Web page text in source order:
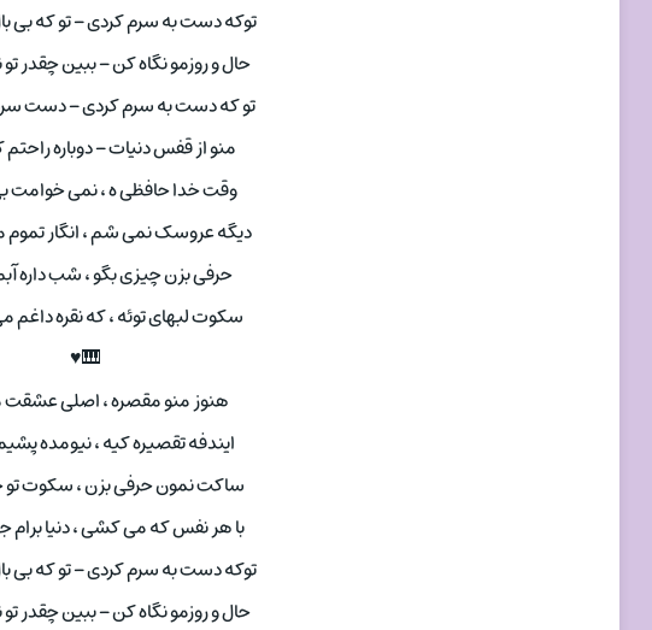
توکه دست به سرم کردی – تو که بی
حال و روزمو نگاه کن – ببین چقدر
تو که دست به سرم کردی – دست
منو از قفس دنیات – دوباره
وقت خدا حافظی ه ، نمی خوامت
دیگه عروسک نمی شم ، انگار
حرفی بزن چیزی بگو ، شب داره
سکوت لبهای توئه ، که نقره داغم
🎹♥
هنوز منو مقصره ، اصلی عشقت
ایندفه تقصیره کیه ، نیومده
ساکت نمون حرفی بزن ، سکوت
با هر نفس که می کشی ، دنیا
توکه دست به سرم کردی – تو که بی
حال و روزمو نگاه کن – ببین چقدر